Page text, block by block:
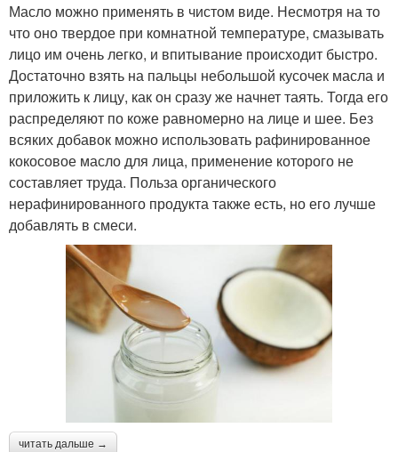
Масло можно применять в чистом виде. Несмотря на то
что оно твердое при комнатной температуре, смазывать
лицо им очень легко, и впитывание происходит быстро.
Достаточно взять на пальцы небольшой кусочек масла и
приложить к лицу, как он сразу же начнет таять. Тогда его
распределяют по коже равномерно на лице и шее. Без
всяких добавок можно использовать рафинированное
кокосовое масло для лица, применение которого не
составляет труда. Польза органического
нерафинированного продукта также есть, но его лучше
добавлять в смеси.
читать дальше →